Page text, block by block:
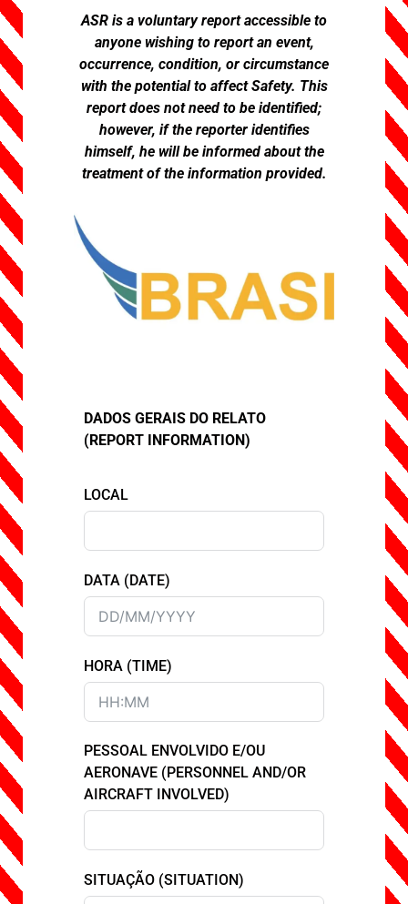
ASR is a voluntary report accessible to
anyone wishing to report an event,
occurrence, condition, or circumstance
with the potential to affect Safety. This
report does not need to be identified;
however, if the reporter identifies
himself, he will be informed about the
treatment of the information provided.
DADOS GERAIS DO RELATO
(REPORT INFORMATION)
LOCAL
DATA (DATE)
HORA (TIME)
PESSOAL ENVOLVIDO E/OU
AERONAVE (PERSONNEL AND/OR
AIRCRAFT INVOLVED)
SITUAÇÃO (SITUATION)